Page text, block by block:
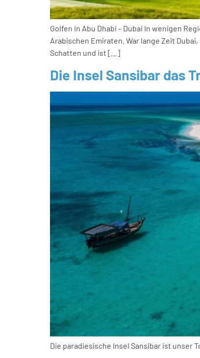
Golfen in Abu Dhabi – Dubai In wenigen
Arabischen Emiraten. War lange Zeit
Schatten und ist […]
Die Insel Sansibar das
Die paradiesische Insel Sansibar ist unser